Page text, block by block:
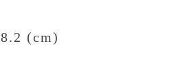
(cm)